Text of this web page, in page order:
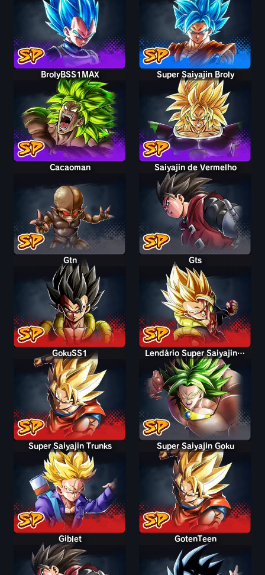
BrolyBSS1MAX Super Saiyajin Broly
Cacaoman Saiyajin de Vermelho
Gtn Gts
GokuSS1 Lendário Super Saiyajin Broly
Super Saiyajin Trunks Super Saiyajin Goku
Giblet GotenTeen